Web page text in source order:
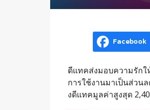
Facebook
ดีแทคส่งมอบความรักใ
การใช้งานมาเป็นส่วน
งดีแทคมูลค่าสูงสุด